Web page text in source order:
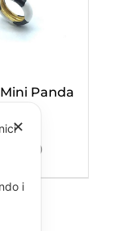
Panda
195,00
✕
i